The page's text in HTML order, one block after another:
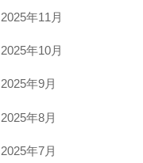
2025年11月
2025年10月
2025年9月
2025年8月
2025年7月